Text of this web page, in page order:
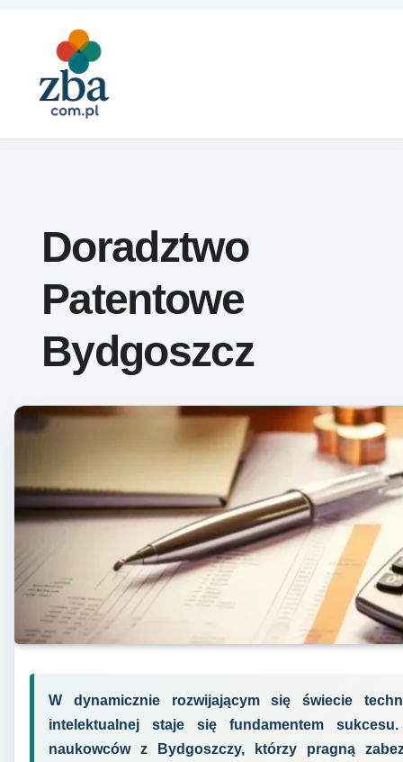
Doradztwo
Patentowe
Bydgoszcz
W dynamicznie rozwijającym się świecie
intelektualnej staje się fundamentem
naukowców z Bydgoszczy, którzy pragną